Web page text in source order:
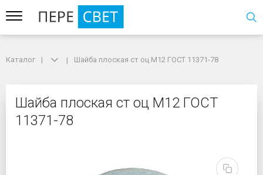
Шайба плоская ст оц М12 ГОСТ 11371-78
Каталог Шайба плоская ст оц М12 ГОСТ 11371-78
Шайба плоская ст оц М12 ГОСТ
11371-78